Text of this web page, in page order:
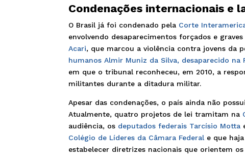
Condenações internacionais e
O Brasil já foi condenado pela Corte
envolvendo desaparecimentos forçados e
Acari, que marcou a violência contra jovens da
humanos Almir Muniz da Silva, desaparecido na
em que o tribunal reconheceu, em 2010, a
militantes durante a ditadura militar.
Apesar das condenações, o país ainda não
Atualmente, quatro projetos de lei tramitam na
audiência, os deputados federais Tarcísio Motta
Colégio de Líderes da Câmara Federal e que
estabelecer diretrizes nacionais que orientem os